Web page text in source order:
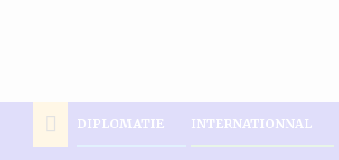
DIPLOMATIE INTERNATIONNAL